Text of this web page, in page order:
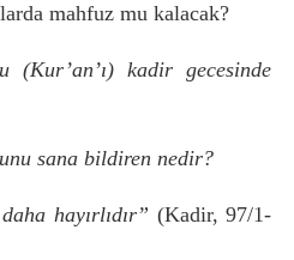
mahfuz mu kalacak?
kadir gecesinde
sana bildiren nedir?
hayırlıdır” (Kadir, 97/1-